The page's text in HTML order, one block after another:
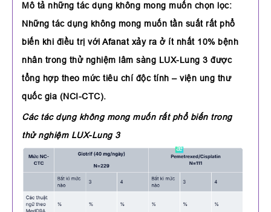
Mô tả những tác dụng không mong muốn chọn lọc:
Những tác dụng không mong muốn tần suất rất phổ
biến khi điều trị với Afanat xảy ra ở ít nhất 10% bệnh
nhân trong thử nghiệm lâm sàng LUX-Lung 3 được
tổng hợp theo mức tiêu chí độc tính – viện ung thư
quốc gia (NCI-CTC).
Các tác dụng không mong muốn rất phổ biến trong
thử nghiệm LUX-Lung 3